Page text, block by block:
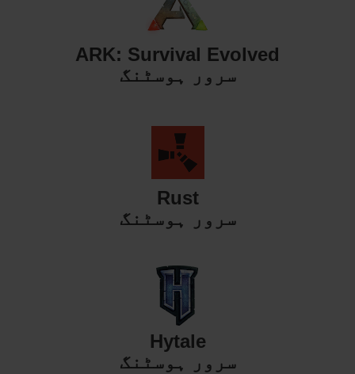
ARK: Survival Evolved
سرور ہوسٹنگ
Rust
سرور ہوسٹنگ
Hytale
سرور ہوسٹنگ